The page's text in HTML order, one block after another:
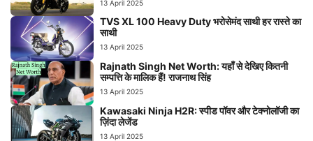
13 April 2025
TVS XL 100 Heavy Duty भरोसेमंद साथी हर रास्ते का
साथी
13 April 2025
Rajnath Singh Net Worth: यहाँ से देखिए कितनी
सम्पत्ति के मालिक हैं! राजनाथ सिंह
13 April 2025
Kawasaki Ninja H2R: स्पीड पॉवर और टेक्नोलॉजी का
ज़िंदा लेजेंड
13 April 2025